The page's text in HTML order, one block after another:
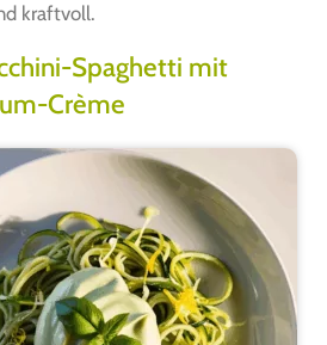
kraftvoll.
Spaghetti mit
Crème